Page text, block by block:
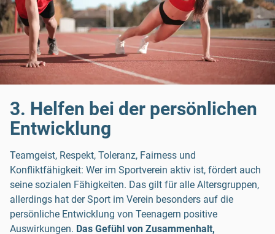
3. Helfen bei der persönlichen
Entwicklung
Teamgeist, Respekt, Toleranz, Fairness und
Konfliktfähigkeit: Wer im Sportverein aktiv ist, fördert auch
seine sozialen Fähigkeiten. Das gilt für alle Altersgruppen,
allerdings hat der Sport im Verein besonders auf die
persönliche Entwicklung von Teenagern positive
Auswirkungen. Das Gefühl von Zusammenhalt,